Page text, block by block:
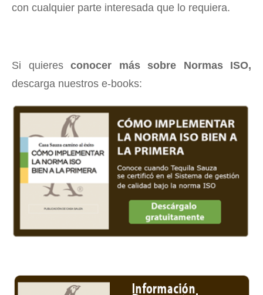
con cualquier parte interesada que lo requiera.
Si quieresconocer más sobre Normas ISO,
descarga nuestros e-books: